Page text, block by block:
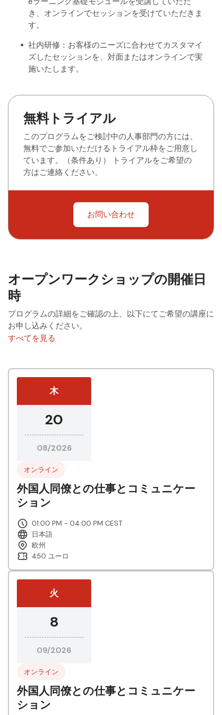
き、オンラインでセッションを受けていただきま
す。
社内研修：お客様のニーズに合わせてカスタマイ
ズしたセッションを、対面またはオンラインで実
施いたします。
無料トライアル
このプログラムをご検討中の人事部門の方には、
無料でご参加いただけるトライアル枠をご用意し
ています。（条件あり） トライアルをご希望の
方はご連絡ください。
お問い合わせ
オープンワークショップの開催日
時
プログラムの詳細をご確認の上、以下にてご希望の講座に
お申し込みください。
すべてを見る
木
20
08/2026
オンライン
外国人同僚との仕事とコミュニケー
ション
01:00 PM - 04:00 PM CEST
日本語
欧州
450 ユーロ
火
8
09/2026
オンライン
外国人同僚との仕事とコミュニケー
ション